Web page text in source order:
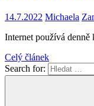
14.7.2022 Michaela
Internet používá
Celý článek
Search for: